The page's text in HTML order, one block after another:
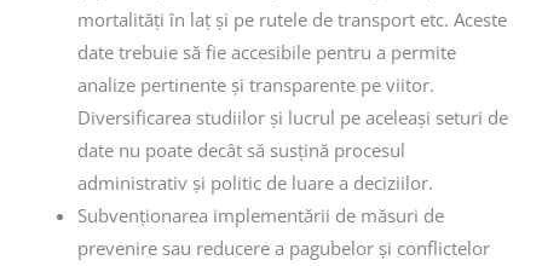
mortalități în laț și pe rutele de transport etc. Aceste
date trebuie să fie accesibile pentru a permite
analize pertinente și transparente pe viitor.
Diversificarea studiilor și lucrul pe aceleași seturi de
date nu poate decât să susțină procesul
administrativ și politic de luare a deciziilor.
Subvenționarea implementării de măsuri de
prevenire sau reducere a pagubelor și conflictelor